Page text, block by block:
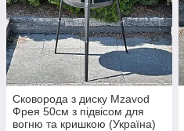
Сковорода з диску Mzavod
Фрея 50см з підвісом для
вогню та кришкою (Україна)